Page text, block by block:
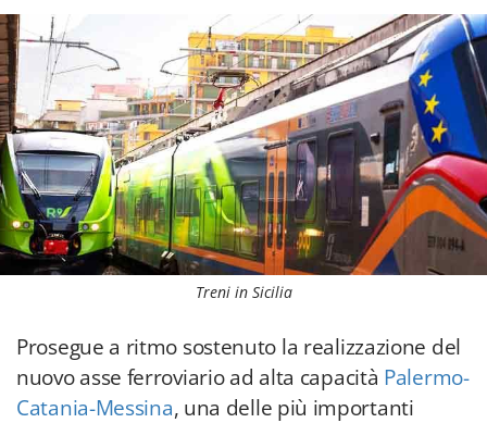
Treni in Sicilia
Prosegue a ritmo sostenuto la realizzazione del
nuovo asse ferroviario ad alta capacità Palermo-
Catania-Messina, una delle più importanti